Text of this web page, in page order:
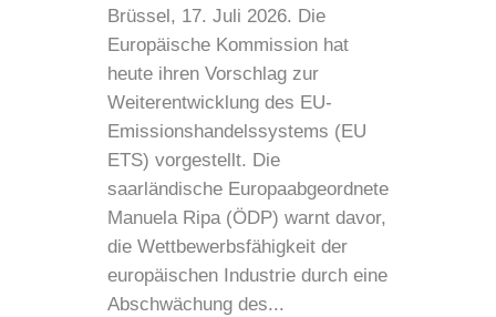
Brüssel, 17. Juli 2026. Die
Europäische Kommission hat
heute ihren Vorschlag zur
Weiterentwicklung des EU-
Emissionshandelssystems (EU
ETS) vorgestellt. Die
saarländische Europaabgeordnete
Manuela Ripa (ÖDP) warnt davor,
die Wettbewerbsfähigkeit der
europäischen Industrie durch eine
Abschwächung des...